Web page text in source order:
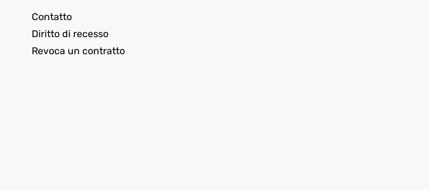
Contatto
Diritto di recesso
Revoca un contratto